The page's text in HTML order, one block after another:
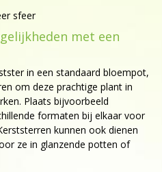
met een
in een standaard bloempot,
om deze prachtige plant in
Plaats bijvoorbeeld
formaten bij elkaar voor
kunnen ook dienen
ze in glanzende potten of